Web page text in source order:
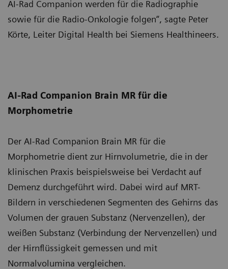
AI-Rad Companion werden für die Radiographie
sowie für die Radio-Onkologie folgen“, sagte Peter
Körte, Leiter Digital Health bei Siemens Healthineers.
AI-Rad Companion Brain MR für die
Morphometrie
Der AI-Rad Companion Brain MR für die
Morphometrie dient zur Hirnvolumetrie, die in der
klinischen Praxis beispielsweise bei Verdacht auf
Demenz durchgeführt wird. Dabei wird auf MRT-
Bildern in verschiedenen Segmenten des Gehirns das
Volumen der grauen Substanz (Nervenzellen), der
weißen Substanz (Verbindung der Nervenzellen) und
der Hirnflüssigkeit gemessen und mit
Normalvolumina vergleichen.